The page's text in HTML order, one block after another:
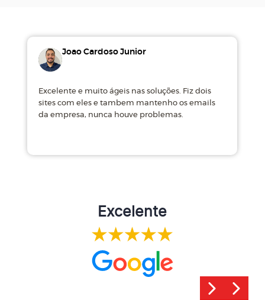
Joao Cardoso Junior
Excelente e muito ágeis nas soluções. Fiz dois
sites com eles e tambem mantenho os emails
da empresa, nunca houve problemas.
Excelente